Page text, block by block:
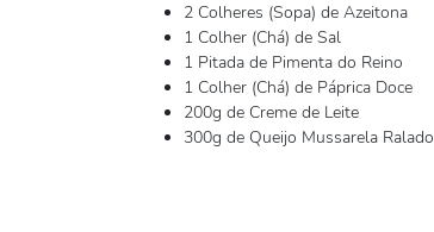
2 Colheres (Sopa) de Azeitona
1 Colher (Chá) de Sal
1 Pitada de Pimenta do Reino
1 Colher (Chá) de Páprica Doce
200g de Creme de Leite
300g de Queijo Mussarela Ralado